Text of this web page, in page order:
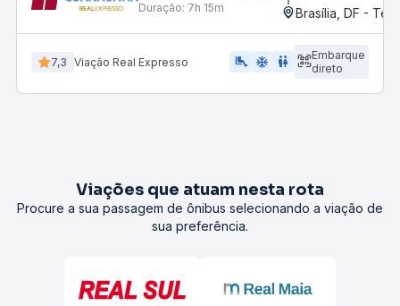
Duração: 7h 15m Brasília, DF -
7,3 Viação Real Expresso airline_seat_legroom_extra ac_unit WC
Embarque
direto
Viações que atuam nesta rota
Procure a sua passagem de ônibus selecionando a viação de
sua preferência.